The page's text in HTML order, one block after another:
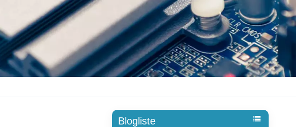
Türkçe
Blogliste